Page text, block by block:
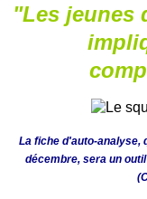
"Les jeunes
La fiche d'auto-analyse,
décembre, sera un